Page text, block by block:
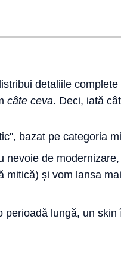
detaliile
câte ceva. Deci, iată
bazat pe categoria
de
și vom lansa
lungă, un skin